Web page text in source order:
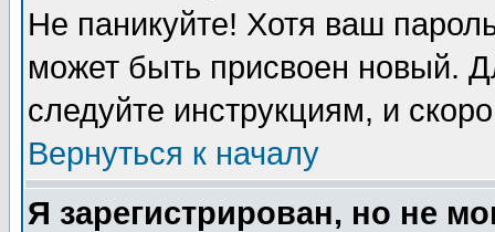
Не паникуйте! Хотя ваш
может быть присвоен новый.
следуйте инструкциям, и
Вернуться к началу
Я зарегистрирован, но не